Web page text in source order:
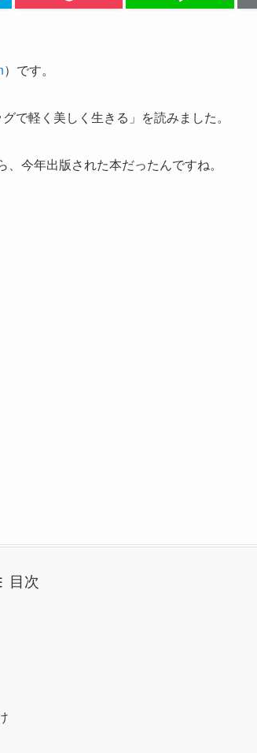
）です。
で軽く美しく生きる」を読みました。
今年出版された本だったんですね。
目次